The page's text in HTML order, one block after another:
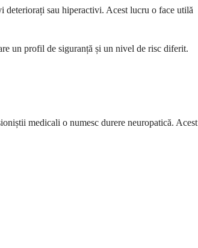
deteriorați sau hiperactivi. Acest lucru o face utilă
un profil de siguranță și un nivel de risc diferit.
medicali o numesc durere neuropatică. Acest